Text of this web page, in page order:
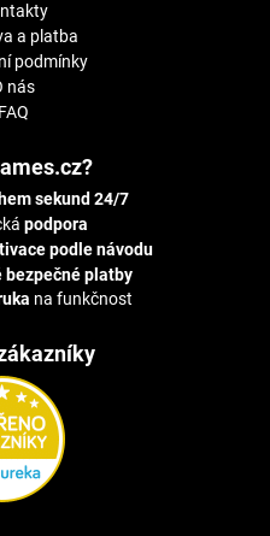
a platba
podmínky
nás
FAQ
sekund 24/7
podpora
podle návodu
bezpečné platby
na funkčnost